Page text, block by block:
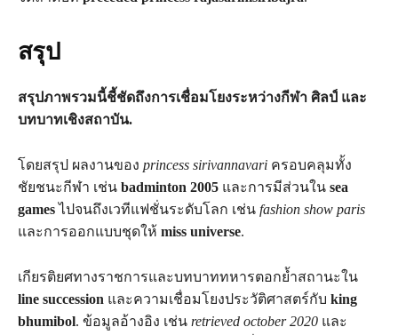
สรุป
สรุปภาพรวมนี้ชี้ชัดถึงการเชื่อมโยงระหว่างกีฬา ศิลป์ และ
บทบาทเชิงสถาบัน.
โดยสรุป ผลงานของ princess sirivannavari ครอบคลุมทั้ง
ชัยชนะกีฬา เช่น badminton 2005 และการมีส่วนใน sea
gamesไปจนถึงเวทีแฟชั่นระดับโลก เช่น fashion show paris
และการออกแบบชุดให้ miss universe.
เกียรติยศทางราชการและบทบาททหารตอกย้ำสถานะใน
line succession และความเชื่อมโยงประวัติศาสตร์กับ king
bhumibol. ข้อมูลอ้างอิง เช่น retrieved october 2020 และ